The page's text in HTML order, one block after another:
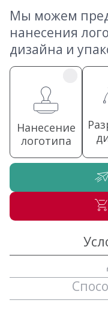
Мы можем
нанесения
дизайна и
Нанесение
логотипа